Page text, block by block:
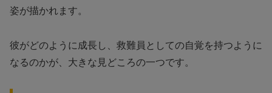
姿が描かれます。
彼がどのように成長し、救難員としての自覚を持つように
なるのかが、大きな見どころの一つです。